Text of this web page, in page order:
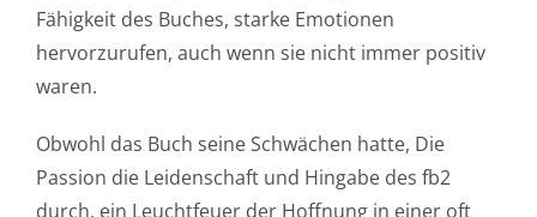
Fähigkeit des Buches, starke Emotionen
hervorzurufen, auch wenn sie nicht immer positiv
waren.
Obwohl das Buch seine Schwächen hatte, Die
Passion die Leidenschaft und Hingabe des fb2
durch, ein Leuchtfeuer der Hoffnung in einer oft
gambling
has
up
a